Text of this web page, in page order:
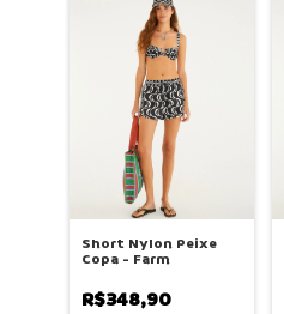
Short Nylon Peixe
Copa - Farm
R$348,90